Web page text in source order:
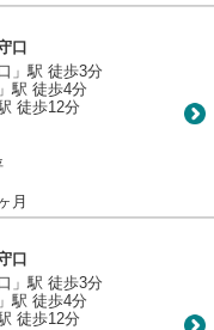
口
」駅 徒歩3分
駅 徒歩4分
徒歩12分
月
口
」駅 徒歩3分
駅 徒歩4分
徒歩12分